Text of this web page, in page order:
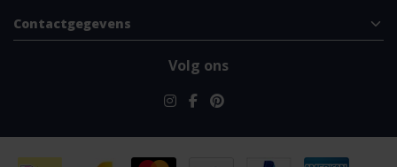
Contactgegevens
Volg ons